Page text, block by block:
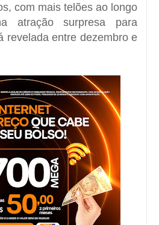
com mais telões ao longo
atração surpresa para
revelada entre dezembro e